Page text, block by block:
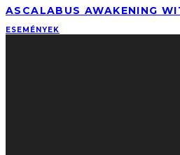
ASCALABUS AWAKENING
ESEMÉNYEK